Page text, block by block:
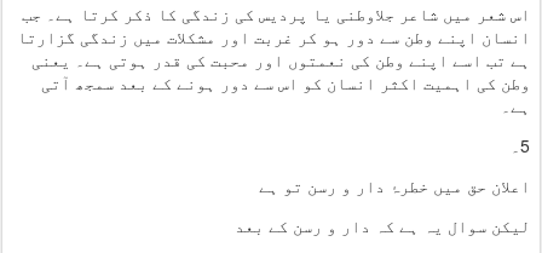
اس شعر میں شاعر جلاوطنی یا پردیس کی زندگی کا ذکر کرتا ہے۔ جب
انسان اپنے وطن سے دور ہو کر غربت اور مشکلات میں زندگی گزارتا
ہے تب اسے اپنے وطن کی نعمتوں اور محبت کی قدر ہوتی ہے۔ یعنی
وطن کی اہمیت اکثر انسان کو اس سے دور ہونے کے بعد سمجھ آتی
ہے۔
5۔
اعلان حق میں خطرۂ دار و رسن تو ہے
لیکن سوال یہ ہے کہ دار و رسن کے بعد